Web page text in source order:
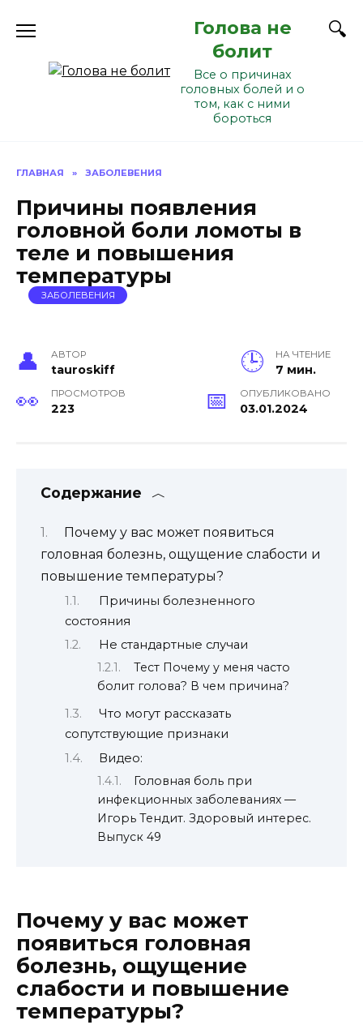
Голова не
болит
Все о причинах
головных болей и о
том, как с ними
бороться
ГЛАВНАЯ » ЗАБОЛЕВЕНИЯ
Причины появления
головной боли ломоты в
теле и повышения
температуры
ЗАБОЛЕВЕНИЯ
АВТОР
tauroskiff
НА ЧТЕНИЕ
7 мин.
ПРОСМОТРОВ
223
ОПУБЛИКОВАНО
03.01.2024
Содержание
Почему у вас может появиться
головная болезнь, ощущение слабости и
повышение температуры?
Причины болезненного
состояния
Не стандартные случаи
Тест Почему у меня часто
болит голова? В чем причина?
Что могут рассказать
сопутствующие признаки
Видео:
Головная боль при
инфекционных заболеваниях —
Игорь Тендит. Здоровый интерес.
Выпуск 49
Почему у вас может
появиться головная
болезнь, ощущение
слабости и повышение
температуры?